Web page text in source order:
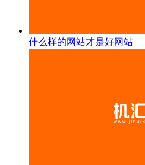
什么样的网站才是好网站